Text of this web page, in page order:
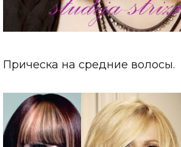
Прическа на средние волосы.